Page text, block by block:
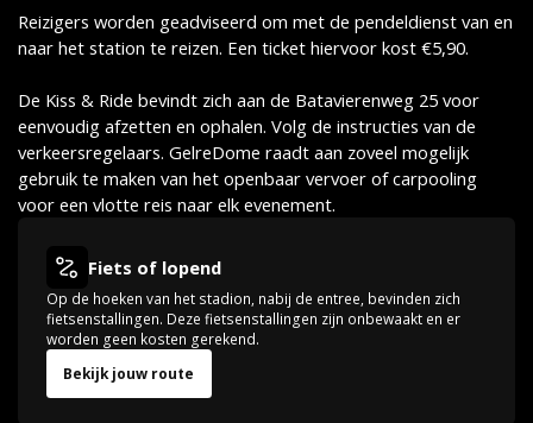
Reizigers worden geadviseerd om met de pendeldienst van en
naar het station te reizen. Een ticket hiervoor kost €5,90.
De Kiss & Ride bevindt zich aan de Batavierenweg 25 voor
eenvoudig afzetten en ophalen. Volg de instructies van de
verkeersregelaars. GelreDome raadt aan zoveel mogelijk
gebruik te maken van het openbaar vervoer of carpooling
voor een vlotte reis naar elk evenement.
Fiets of lopend
Op de hoeken van het stadion, nabij de entree, bevinden zich
fietsenstallingen. Deze fietsenstallingen zijn onbewaakt en er
worden geen kosten gerekend.
Bekijk jouw route